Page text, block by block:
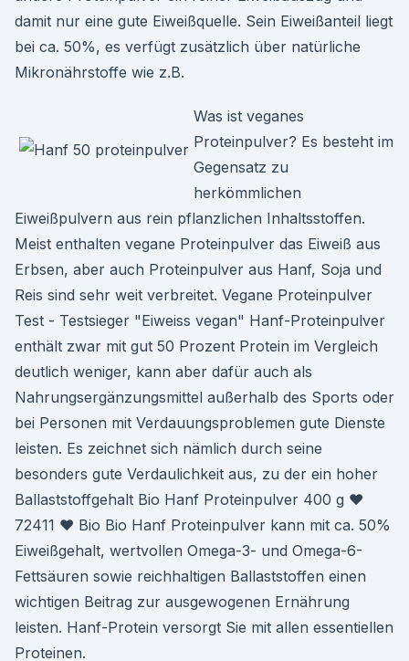
damit nur eine gute Eiweißquelle. Sein Eiweißanteil liegt
bei ca. 50%, es verfügt zusätzlich über natürliche
Mikronährstoffe wie z.B.
Was ist veganes
Proteinpulver? Es besteht im
Gegensatz zu
herkömmlichen
Eiweißpulvern aus rein pflanzlichen Inhaltsstoffen.
Meist enthalten vegane Proteinpulver das Eiweiß aus
Erbsen, aber auch Proteinpulver aus Hanf, Soja und
Reis sind sehr weit verbreitet. Vegane Proteinpulver
Test - Testsieger "Eiweiss vegan" Hanf-Proteinpulver
enthält zwar mit gut 50 Prozent Protein im Vergleich
deutlich weniger, kann aber dafür auch als
Nahrungsergänzungsmittel außerhalb des Sports oder
bei Personen mit Verdauungsproblemen gute Dienste
leisten. Es zeichnet sich nämlich durch seine
besonders gute Verdaulichkeit aus, zu der ein hoher
Ballaststoffgehalt Bio Hanf Proteinpulver 400 g ♥
72411 ♥ Bio Bio Hanf Proteinpulver kann mit ca. 50%
Eiweißgehalt, wertvollen Omega-3- und Omega-6-
Fettsäuren sowie reichhaltigen Ballaststoffen einen
wichtigen Beitrag zur ausgewogenen Ernährung
leisten. Hanf-Protein versorgt Sie mit allen essentiellen
Proteinen.